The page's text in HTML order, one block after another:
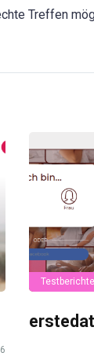
Treffen
Testberichte